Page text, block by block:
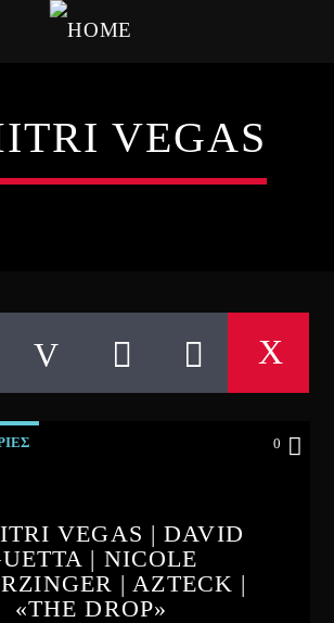
VEGAS
0
VEGAS | DAVID
| NICOLE
| AZTECK |
«THE DROP»